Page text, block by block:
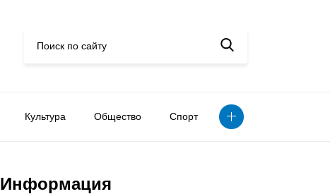
Культура Общество Спорт
Информация